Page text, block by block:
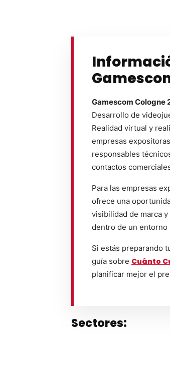
Gamescom Cologne
Desarrollo de
Realidad virtual y
empresas
responsables
contactos
Para las empresas
ofrece una
visibilidad de marca
dentro de un entorno
Si estás preparando
guía sobre Cuánto
planificar mejor el
Sectores: